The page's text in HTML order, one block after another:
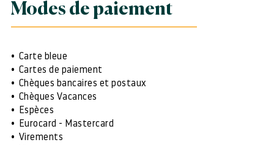
Modes de paiement
Carte bleue
Cartes de paiement
Chèques bancaires et postaux
Chèques Vacances
Espèces
Eurocard - Mastercard
Virements